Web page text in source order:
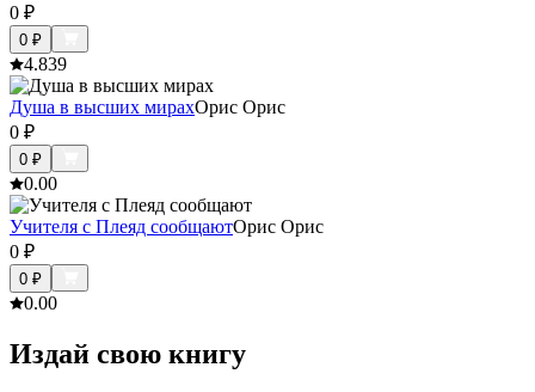
0 ₽
0 ₽
4.839
Душа в высших мирахОрис Орис
0 ₽
0 ₽
0.00
Учителя с Плеяд сообщаютОрис Орис
0 ₽
0 ₽
0.00
Издай свою книгу